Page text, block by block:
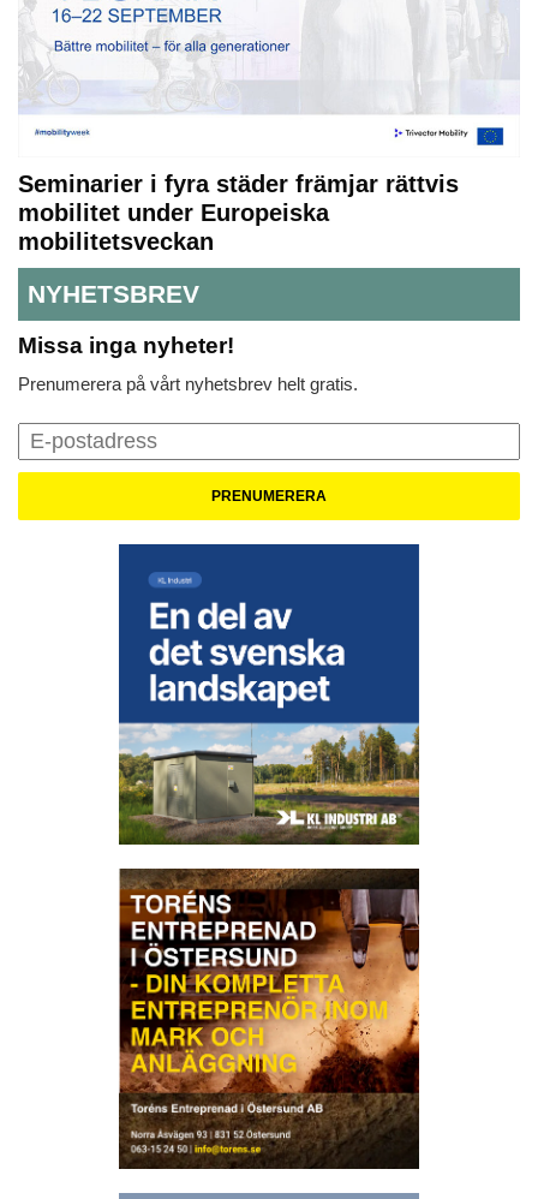
Seminarier i fyra städer främjar rättvis
mobilitet under Europeiska
mobilitetsveckan
NYHETSBREV
Missa inga nyheter!
Prenumerera på vårt nyhetsbrev helt gratis.